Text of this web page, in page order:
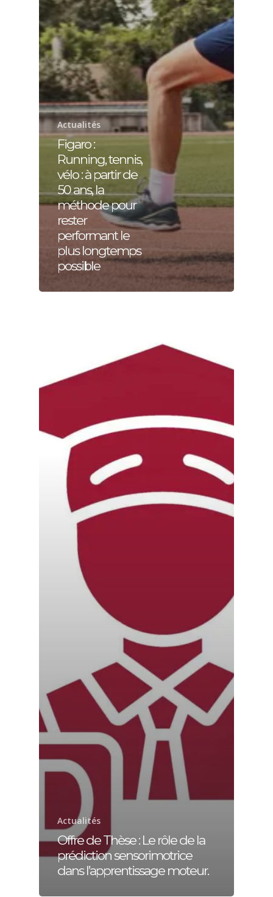
Actualités
Figaro :
Running, tennis,
vélo : à partir de
50 ans, la
méthode pour
rester
performant le
plus longtemps
possible
Actualités
Offre de Thèse : Le rôle de la
prédiction sensorimotrice
dans l’apprentissage moteur.